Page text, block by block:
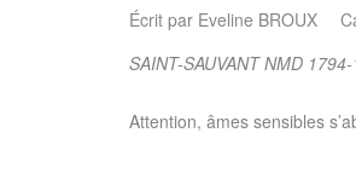
Écrit par Eveline BROUX
SAINT-SAUVANT NMD
Attention, âmes sensibles